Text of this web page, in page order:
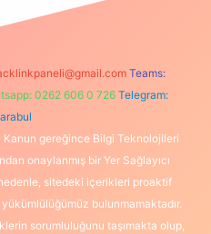
Teams:
0262 606 0 726 Telegram:
Kanun gereğince Bilgi Teknolojileri
onaylanmış bir Yer Sağlayıcı
sitedeki içerikleri proaktif
bulunmamaktadır.
sorumluluğunu taşımakta olup,